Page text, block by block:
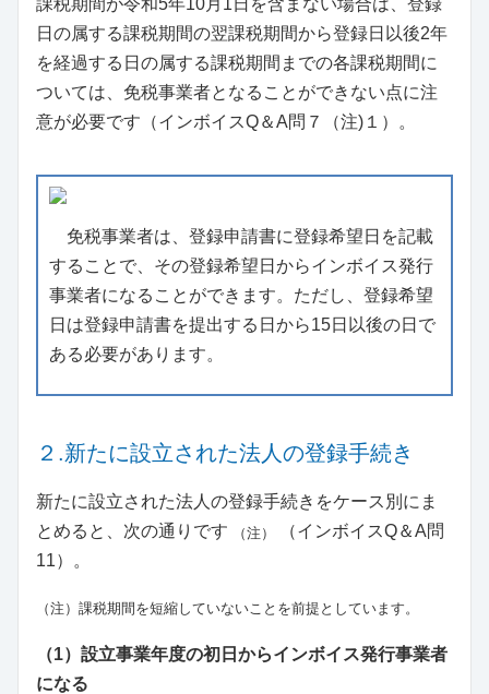
日の属する課税期間の翌課税期間から登録日以後2年
を経過する日の属する課税期間までの各課税期間に
ついては、免税事業者となることができない点に注
意が必要です（インボイスQ＆A問７（注)１）。
免税事業者は、登録申請書に登録希望日を記載
することで、その登録希望日からインボイス発行
事業者になることができます。ただし、登録希望
日は登録申請書を提出する日から15日以後の日で
ある必要があります。
２.新たに設立された法人の登録手続き
新たに設立された法人の登録手続きをケース別にま
とめると、次の通りです
（注）
（インボイスQ＆A問
11）。
（注）課税期間を短縮していないことを前提としています。
（1）設立事業年度の初日からインボイス発行事業者
になる